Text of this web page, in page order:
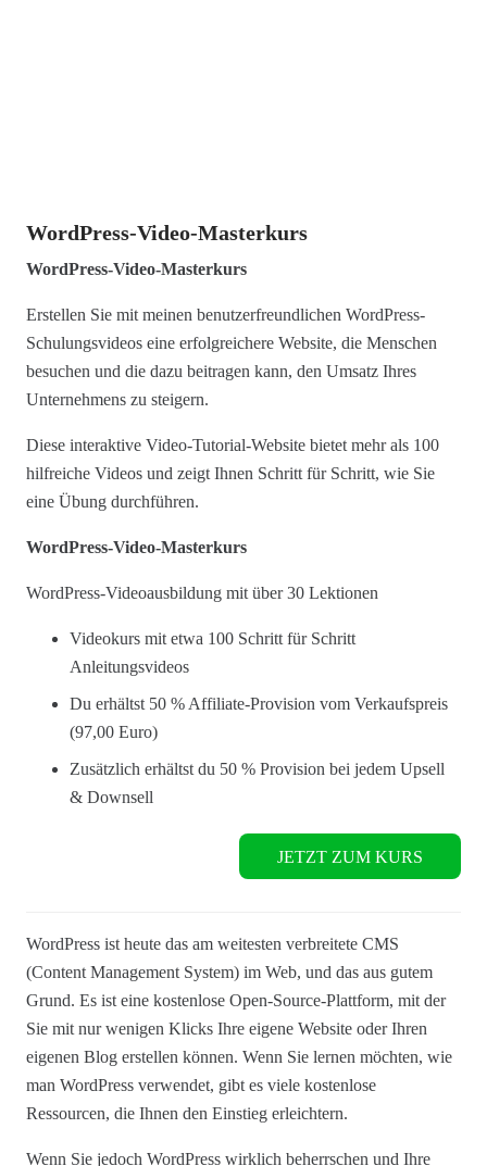
WordPress-Video-Masterkurs
WordPress-Video-Masterkurs
Erstellen Sie mit meinen benutzerfreundlichen WordPress-
Schulungsvideos eine erfolgreichere Website, die Menschen
besuchen und die dazu beitragen kann, den Umsatz Ihres
Unternehmens zu steigern.
Diese interaktive Video-Tutorial-Website bietet mehr als 100
hilfreiche Videos und zeigt Ihnen Schritt für Schritt, wie Sie
eine Übung durchführen.
WordPress-Video-Masterkurs
WordPress-Videoausbildung mit über 30 Lektionen
Videokurs mit etwa 100 Schritt für Schritt
Anleitungsvideos
Du erhältst 50 % Affiliate-Provision vom Verkaufspreis
(97,00 Euro)
Zusätzlich erhältst du 50 % Provision bei jedem Upsell
& Downsell
JETZT ZUM KURS
WordPress ist heute das am weitesten verbreitete CMS
(Content Management System) im Web, und das aus gutem
Grund. Es ist eine kostenlose Open-Source-Plattform, mit der
Sie mit nur wenigen Klicks Ihre eigene Website oder Ihren
eigenen Blog erstellen können. Wenn Sie lernen möchten, wie
man WordPress verwendet, gibt es viele kostenlose
Ressourcen, die Ihnen den Einstieg erleichtern.
Wenn Sie jedoch WordPress wirklich beherrschen und Ihre